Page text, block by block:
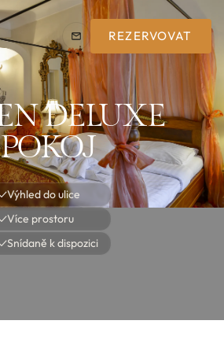
REZERVOVAT
DELUXE
POKOJ
Výhled do ulice
Více prostoru
Snídaně k dispozici